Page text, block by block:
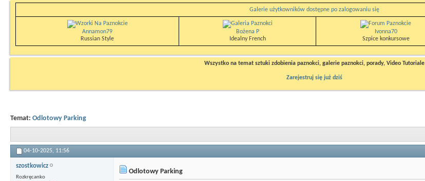
Galerie użytkowników dostępne po zalogowaniu się
Annamon79
Russian Style
Bożena P
Idealny French
Ivonna70
Szpice konkursowe
Wszystko na temat sztuki zdobienia paznokci, galerie paznokci, porady, Video Tutoriale
Zarejestruj się już dziś
Temat: Odlotowy Parking
04-10-2025, 11:56
szostkowicz
Rozkręcanko
Odlotowy Parking